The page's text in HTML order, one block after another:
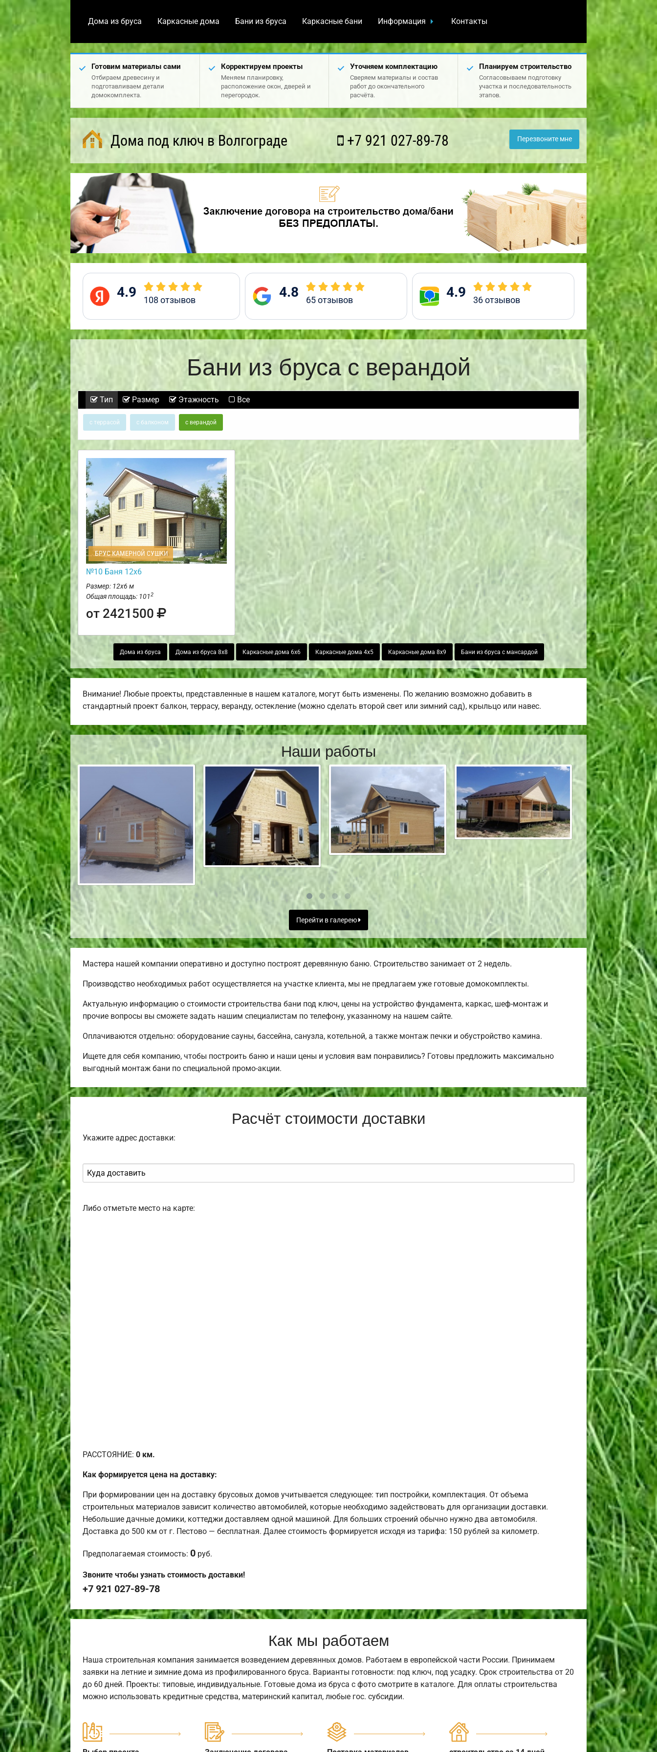
Дома из бруса Каркасные дома Бани из бруса Каркасные бани Информация Контакты
Готовим материалы сами
Отбираем древесину и
подготавливаем детали
домокомплекта.
Корректируем проекты
Меняем планировку,
расположение окон, дверей и
перегородок.
Уточняем комплектацию
Сверяем материалы и состав
работ до окончательного
расчёта.
Планируем строительство
Согласовываем подготовку
участка и последовательность
этапов.
Дома под ключ в Волгограде +7 921 027-89-78 Перезвоните мне
4.9 108 отзывов 4.8 65отзывов 4.9 36отзывов
Бани из бруса с верандой
Тип Размер Этажность Все
с террасой с балконом с верандой
БРУС КАМЕРНОЙ СУШКИ
№10 Баня 12х6
Размер: 12х6 м
Общая площадь: 1012
от 2421500
Дома из бруса Дома из бруса 8х8 Каркасные дома 6х6 Каркасные дома 4х5 Каркасные дома 8х9 Бани из бруса с мансардой
Внимание! Любые проекты, представленные в нашем каталоге, могут быть изменены. По желанию возможно добавить в
стандартный проект балкон, террасу, веранду, остекление (можно сделать второй свет или зимний сад), крыльцо или навес.
Наши работы
Перейти в галерею
Мастера нашей компании оперативно и доступно построят деревянную баню. Строительство занимает от 2 недель.
Производство необходимых работ осуществляется на участке клиента, мы не предлагаем уже готовые домокомплекты.
Актуальную информацию о стоимости строительства бани под ключ, цены на устройство фундамента, каркас, шеф-монтаж и
прочие вопросы вы сможете задать нашим специалистам по телефону, указанному на нашем сайте.
Оплачиваются отдельно: оборудование сауны, бассейна, санузла, котельной, а также монтаж печки и обустройство камина.
Ищете для себя компанию, чтобы построить баню и наши цены и условия вам понравились? Готовы предложить максимально
выгодный монтаж бани по специальной промо-акции.
Расчёт стоимости доставки
Укажите адрес доставки:
Либо отметьте место на карте:
РАССТОЯНИЕ: 0 км.
Как формируется цена на доставку:
При формировании цен на доставку брусовых домов учитывается следующее: тип постройки, комплектация. От объема
строительных материалов зависит количество автомобилей, которые необходимо задействовать для организации доставки.
Небольшие дачные домики, коттеджи доставляем одной машиной. Для больших строений обычно нужно два автомобиля.
Доставка до 500 км от г. Пестово — бесплатная. Далее стоимость формируется исходя из тарифа: 150 рублей за километр.
Предполагаемая стоимость: 0 руб.
Звоните чтобы узнать стоимость доставки!
+7 921 027-89-78
Как мы работаем
Наша строительная компания занимается возведением деревянных домов. Работаем в европейской части России. Принимаем
заявки на летние и зимние дома из профилированного бруса. Варианты готовности: под ключ, под усадку. Срок строительства от 20
до 60 дней. Проекты: типовые, индивидуальные. Готовые дома из бруса с фото смотрите в каталоге. Для оплаты строительства
можно использовать кредитные средства, материнский капитал, любые гос. субсидии.